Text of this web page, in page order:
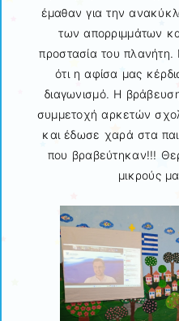
έμαθαν για την
των απορριμμάτων
προστασία του πλανήτη.
ότι η αφίσα μας
διαγωνισμό. Η
συμμετοχή αρκετών
και έδωσε χαρά στα
που βραβεύτηκαν!!!
μικρούς